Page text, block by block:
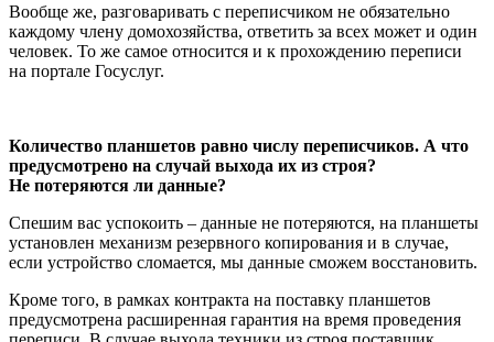
Вообще же, разговаривать с переписчиком не обязательно
каждому члену домохозяйства, ответить за всех может и один
человек. То же самое относится и к прохождению переписи
на портале Госуслуг.
Количество планшетов равно числу переписчиков. А что
предусмотрено на случай выхода их из строя?
Не потеряются ли данные?
Спешим вас успокоить – данные не потеряются, на планшеты
установлен механизм резервного копирования и в случае,
если устройство сломается, мы данные сможем восстановить.
Кроме того, в рамках контракта на поставку планшетов
предусмотрена расширенная гарантия на время проведения